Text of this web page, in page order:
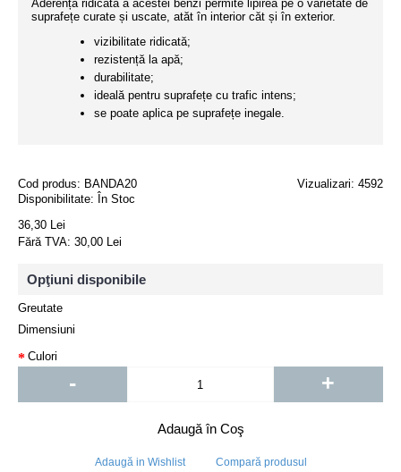
Aderența ridicată a acestei benzi permite lipirea pe o varietate de
suprafețe curate și uscate, atăt în interior căt și în exterior.
vizibilitate ridicată;
rezistență la apă;
durabilitate;
ideală pentru suprafețe cu trafic intens;
se poate aplica pe suprafețe inegale.
Vizualizari: 4592
Cod produs: BANDA20
Disponibilitate: În Stoc
36,30 Lei
Fără TVA: 30,00 Lei
Opţiuni disponibile
Greutate
Dimensiuni
Culori
- +
Adaugă în Coş
Adaugă in Wishlist Compară produsul